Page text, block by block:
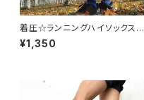
着圧☆ランニングハイソックス b
ordbl K1
¥1,350